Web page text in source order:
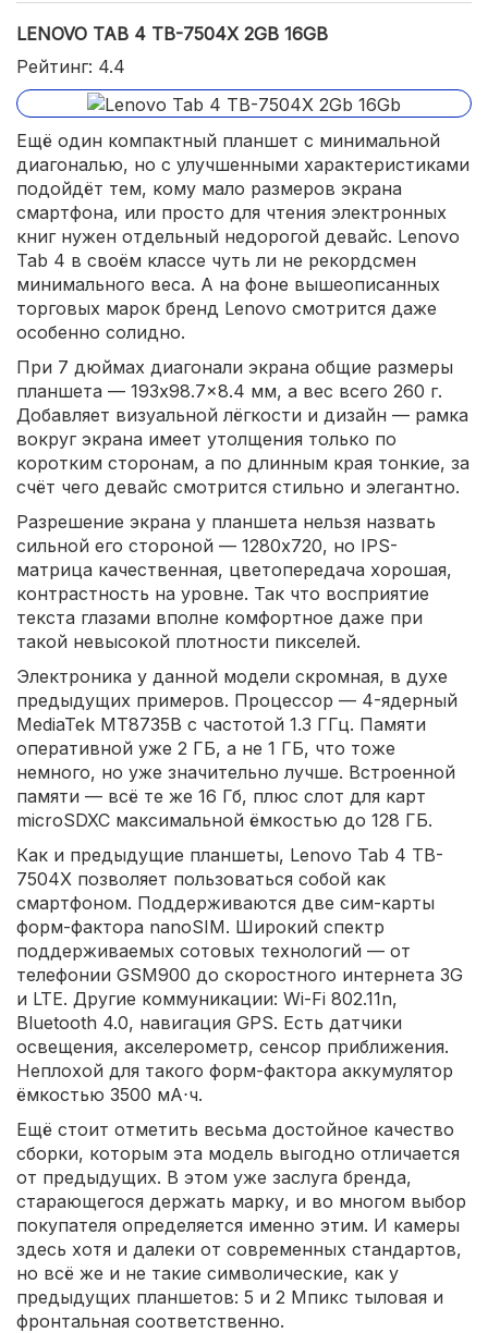
LENOVO TAB 4 TB-7504X 2GB 16GB
Рейтинг: 4.4
Ещё один компактный планшет с минимальной
диагональю, но с улучшенными характеристиками
подойдёт тем, кому мало размеров экрана
смартфона, или просто для чтения электронных
книг нужен отдельный недорогой девайс. Lenovo
Tab 4 в своём классе чуть ли не рекордсмен
минимального веса. А на фоне вышеописанных
торговых марок бренд Lenovo смотрится даже
особенно солидно.
При 7 дюймах диагонали экрана общие размеры
планшета — 193x98.7x8.4 мм, а вес всего 260 г.
Добавляет визуальной лёгкости и дизайн — рамка
вокруг экрана имеет утолщения только по
коротким сторонам, а по длинным края тонкие, за
счёт чего девайс смотрится стильно и элегантно.
Разрешение экрана у планшета нельзя назвать
сильной его стороной — 1280x720, но IPS-
матрица качественная, цветопередача хорошая,
контрастность на уровне. Так что восприятие
текста глазами вполне комфортное даже при
такой невысокой плотности пикселей.
Электроника у данной модели скромная, в духе
предыдущих примеров. Процессор — 4-ядерный
MediaTek MT8735B с частотой 1.3 ГГц. Памяти
оперативной уже 2 ГБ, а не 1 ГБ, что тоже
немного, но уже значительно лучше. Встроенной
памяти — всё те же 16 Гб, плюс слот для карт
microSDXC максимальной ёмкостью до 128 ГБ.
Как и предыдущие планшеты, Lenovo Tab 4 TB-
7504X позволяет пользоваться собой как
смартфоном. Поддерживаются две сим-карты
форм-фактора nanoSIM. Широкий спектр
поддерживаемых сотовых технологий — от
телефонии GSM900 до скоростного интернета 3G
и LTE. Другие коммуникации: Wi-Fi 802.11n,
Bluetooth 4.0, навигация GPS. Есть датчики
освещения, акселерометр, сенсор приближения.
Неплохой для такого форм-фактора аккумулятор
ёмкостью 3500 мА⋅ч.
Ещё стоит отметить весьма достойное качество
сборки, которым эта модель выгодно отличается
от предыдущих. В этом уже заслуга бренда,
старающегося держать марку, и во многом выбор
покупателя определяется именно этим. И камеры
здесь хотя и далеки от современных стандартов,
но всё же и не такие символические, как у
предыдущих планшетов: 5 и 2 Мпикс тыловая и
фронтальная соответственно.